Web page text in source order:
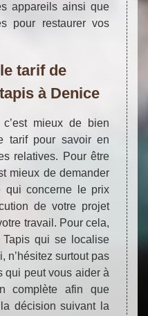
appareils ainsi que
pour restaurer vos
tarif de
à Denice
mieux de bien
tarif pour savoir en
relatives. Pour être
mieux de demander
qui concerne le prix
de votre projet
travail. Pour cela,
qui se localise
n’hésitez surtout pas
qui peut vous aider à
complète afin que
décision suivant la